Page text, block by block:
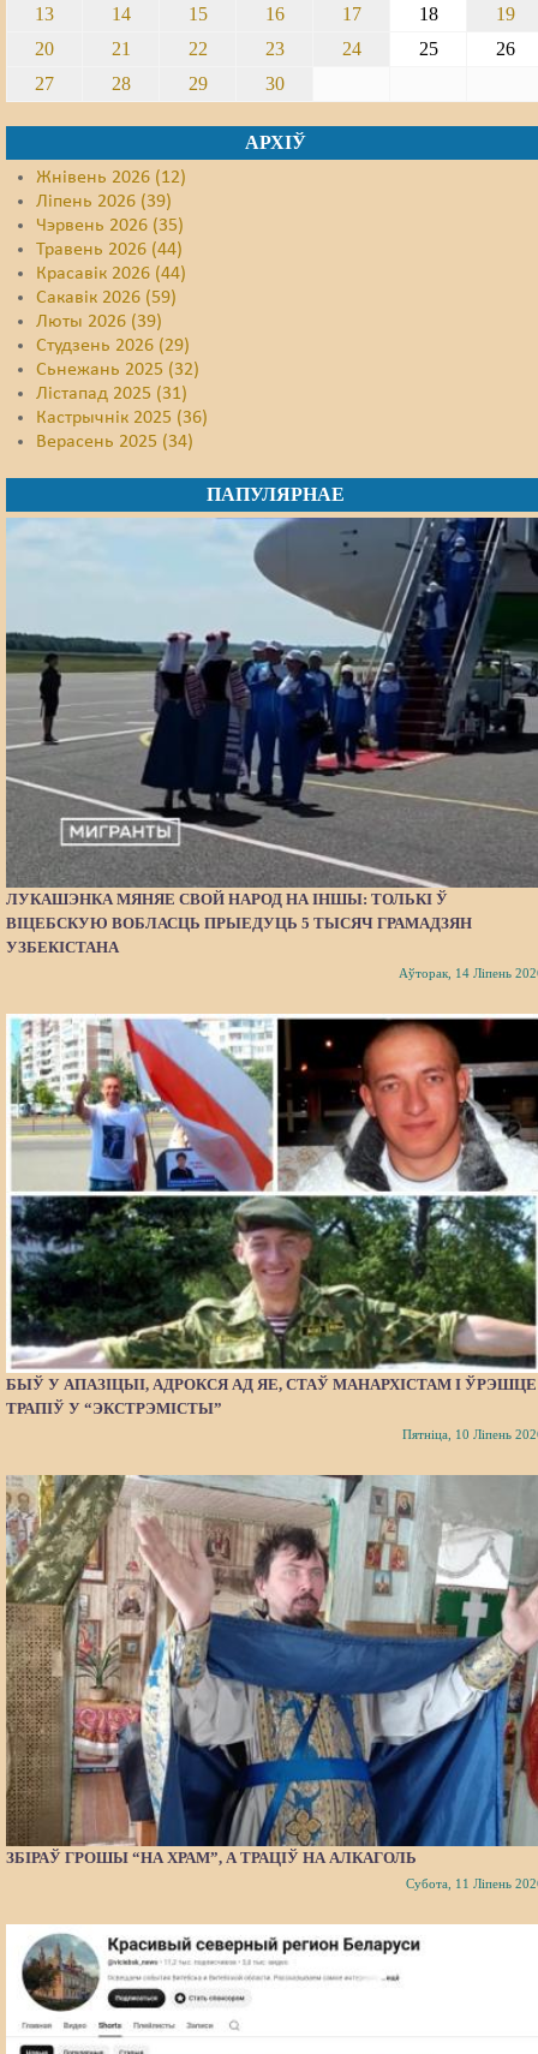
13
14 15 16 17 18
19
20
21 22 23 24 25
26
27
28 29 30
АРХІЎ
Жнівень 2026 (12)
Ліпень 2026 (39)
Чэрвень 2026 (35)
Травень 2026 (44)
Красавік 2026 (44)
Сакавік 2026 (59)
Люты 2026 (39)
Студзень 2026 (29)
Сьнежань 2025 (32)
Лістапад 2025 (31)
Кастрычнік 2025 (36)
Верасень 2025 (34)
ПАПУЛЯРНАЕ
ЛУКАШЭНКА МЯНЯЕ СВОЙ НАРОД НА ІНШЫ: ТОЛЬКІ Ў
ВІЦЕБСКУЮ ВОБЛАСЦЬ ПРЫЕДУЦЬ 5 ТЫСЯЧ ГРАМАДЗЯН
УЗБЕКІСТАНА
Аўторак, 14 Ліпень
БЫЎ У АПАЗІЦЫІ, АДРОКСЯ АД ЯЕ, СТАЎ МАНАРХІСТАМ І ЎРЭШЦЕ
ТРАПІЎ У “ЭКСТРЭМІСТЫ”
Пятніца, 10 Ліпень
ЗБІРАЎ ГРОШЫ “НА ХРАМ”, А ТРАЦІЎ НА АЛКАГОЛЬ
Субота, 11 Ліпень
Суд
Сьмяротнае пакараньне
Правы працоўных
Сацыяльныя правы